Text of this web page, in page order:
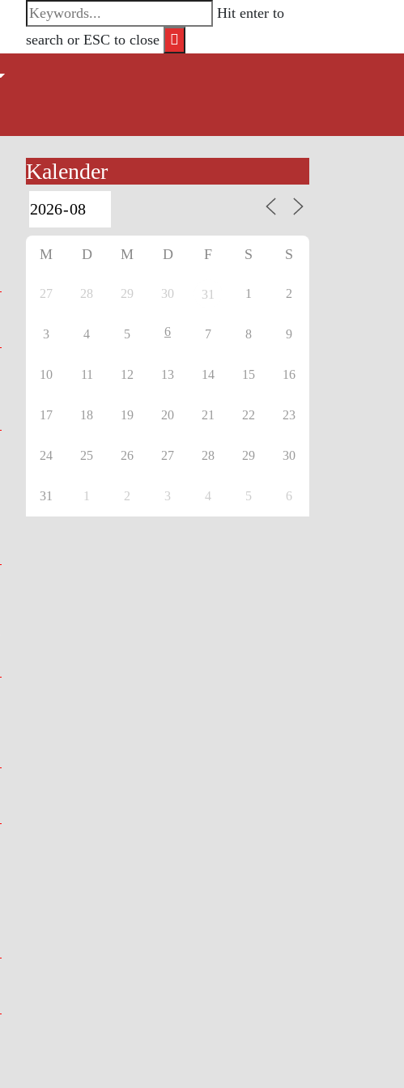
Hit enter to
search or ESC to close
Kalender
M D M D F S S
27 28 29 30 31 1 2
3 4 5 6 7 8 9
10 11 12 13 14 15 16
17 18 19 20 21 22 23
24 25 26 27 28 29 30
31 1 2 3 4 5 6